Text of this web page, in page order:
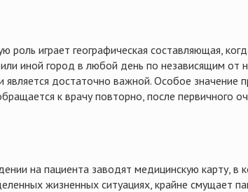
роль играет географическая составляющая,
или иной город в любой день по независящим от
является достаточно важной. Особое значение
к врачу повторно, после первичного
на пациента заводят медицинскую карту, в
жизненных ситуациях, крайне смущает